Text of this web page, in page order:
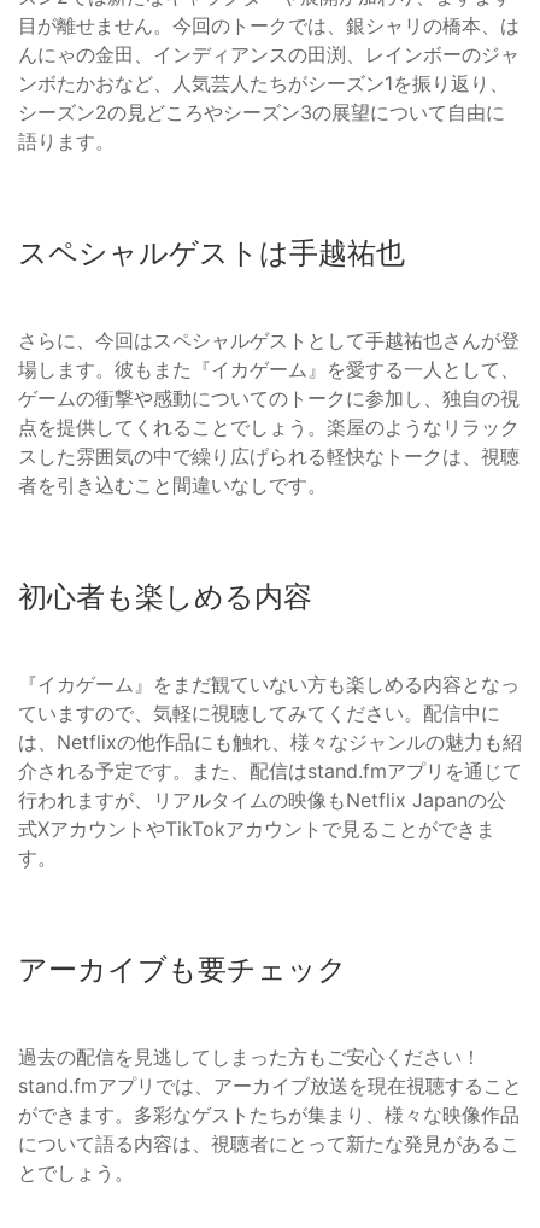
目が離せません。今回のトークでは、銀シャリの橋本、は
んにゃの金田、インディアンスの田渕、レインボーのジャ
ンボたかおなど、人気芸人たちがシーズン1を振り返り、
シーズン2の見どころやシーズン3の展望について自由に
語ります。
スペシャルゲストは手越祐也
さらに、今回はスペシャルゲストとして手越祐也さんが登
場します。彼もまた『イカゲーム』を愛する一人として、
ゲームの衝撃や感動についてのトークに参加し、独自の視
点を提供してくれることでしょう。楽屋のようなリラック
スした雰囲気の中で繰り広げられる軽快なトークは、視聴
者を引き込むこと間違いなしです。
初心者も楽しめる内容
『イカゲーム』をまだ観ていない方も楽しめる内容となっ
ていますので、気軽に視聴してみてください。配信中に
は、Netflixの他作品にも触れ、様々なジャンルの魅力も紹
介される予定です。また、配信はstand.fmアプリを通じて
行われますが、リアルタイムの映像もNetflix Japanの公
式XアカウントやTikTokアカウントで見ることができま
す。
アーカイブも要チェック
過去の配信を見逃してしまった方もご安心ください！
stand.fmアプリでは、アーカイブ放送を現在視聴すること
ができます。多彩なゲストたちが集まり、様々な映像作品
について語る内容は、視聴者にとって新たな発見があるこ
とでしょう。